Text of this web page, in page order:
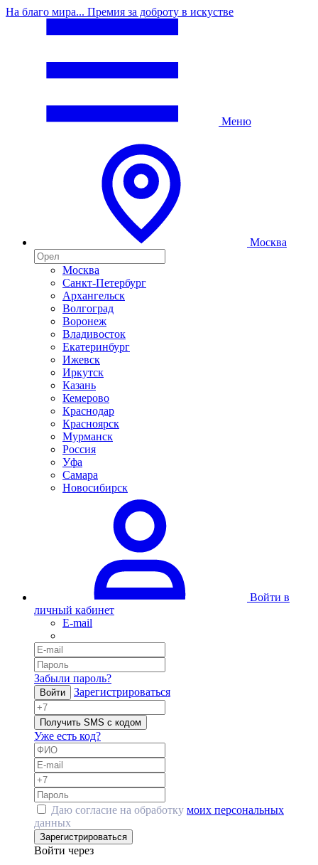
На благо мира... Премия за доброту в искустве
Меню
Москва
Москва
Санкт-Петербург
Архангельск
Волгоград
Воронеж
Владивосток
Екатеринбург
Ижевск
Иркутск
Казань
Кемерово
Краснодар
Красноярск
Мурманск
Россия
Уфа
Самара
Новосибирск
Войти в
личный кабинет
E-mail
Забыли пароль?
Войти Зарегистрироваться
Получить SMS с кодом
Уже есть код?
Даю согласие на обработку моих персональных
данных
Зарегистрироваться
Войти через